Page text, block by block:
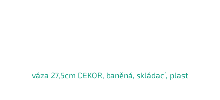
váza 27,5cm DEKOR, baněná, skládací, plast